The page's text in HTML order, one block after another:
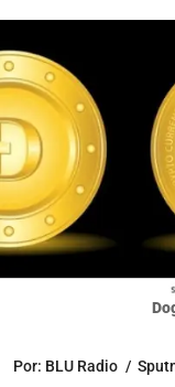
Por: BLU Radio /